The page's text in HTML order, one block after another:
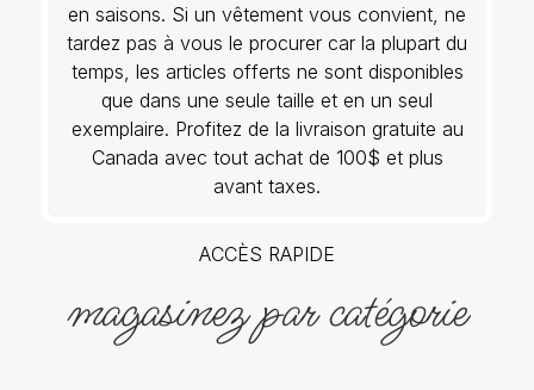
en saisons. Si un vêtement vous convient, ne
tardez pas à vous le procurer car la plupart du
temps, les articles offerts ne sont disponibles
que dans une seule taille et en un seul
exemplaire. Profitez de la livraison gratuite au
Canada avec tout achat de 100$ et plus
avant taxes.
ACCÈS RAPIDE
magasinez par catégorie